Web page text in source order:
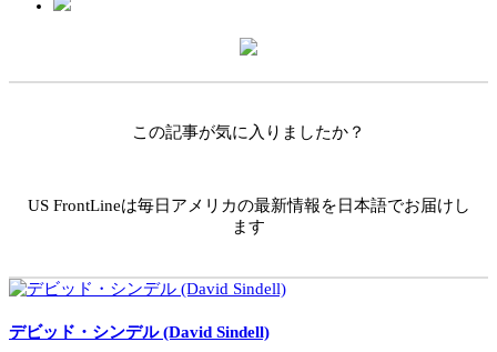
この記事が気に入りましたか？
US FrontLineは毎日アメリカの最新情報を日本語でお届けし
ます
デビッド・シンデル (David Sindell)